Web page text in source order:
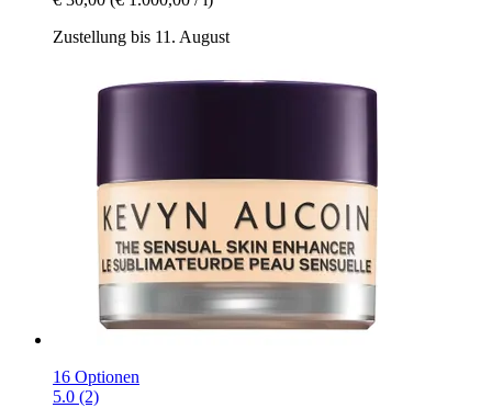
Zustellung bis 11. August
16 Optionen
5.0 (2)